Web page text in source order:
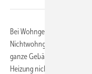
Bei Wohngebäuden sind
Nichtwohngebäuden
ganze Gebäude betrachtet
Heizung nicht das ganze